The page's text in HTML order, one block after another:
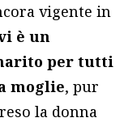
vigente in
è un
per tutti
moglie, pur
reso la donna